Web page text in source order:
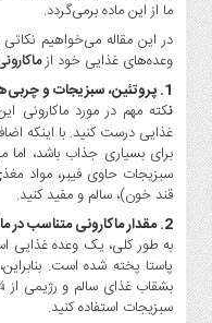
فن
آوری
بانک
،
بیمه
و
ارز
دیجیتال
کشاورزی
و
صنایع
غذایی
ما از این ماده برمی‌گردد.
در این مقاله می‌خواهیم
وعده‌های غذایی خود از
1. پروتئین، سبزیجات و چربی‌های سالم مصرف کنید.
نکته مهم در مورد ماکارونی
غذایی درست کنید. با اینکه
برای بسیاری جذاب باشد، اما
سبزیجات حاوی فیبر، مواد
قند خون)، سالم و مفید کنید.
2. مقدار ماکارونی متناسب در ماکارونی رژیمی
پاستا پخته شده است.
بشقاب غذای سالم و رژیمی از
سبزیجات استفاده کنید.